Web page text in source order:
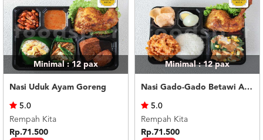
Minimal : 12 pax
Nasi Uduk Ayam Goreng
5.0
Rempah Kita
Rp.71.500
Minimal : 12pax
Nasi Gado-Gado Betawi Ayam Goreng
5.0
Rempah Kita
Rp.71.500